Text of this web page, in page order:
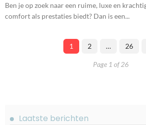
Ben je op zoek naar een ruime, luxe en
comfort als prestaties biedt? Dan is een...
1 2 … 26
Page 1 of 26
Laatste berichten